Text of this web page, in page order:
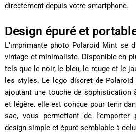
directement depuis votre smartphone.
Design épuré et
L’imprimante photo Polaroid Mint se
vintage et minimaliste. Disponible en
tels que le noir, le bleu, le rouge et le
les styles. Le logo discret de
ajoutant une touche de sophistication
et légère, elle est conçue pour tenir
sac, vous permettant de l’emporter
design simple et épuré semblable à